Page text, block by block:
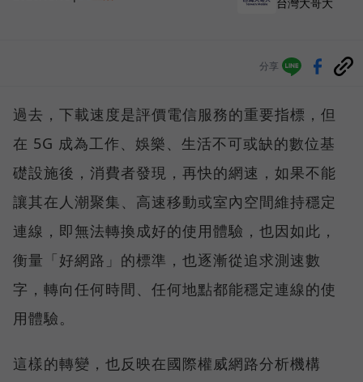
分享
過去，下載速度是評價電信服務的重要指標，但
在 5G 成為工作、娛樂、生活不可或缺的數位基
礎設施後，消費者發現，再快的網速，如果不能
讓其在人潮聚集、高速移動或室內空間維持穩定
連線，即無法轉換成好的使用體驗，也因如此，
衡量「好網路」的標準，也逐漸從追求測速數
字，轉向任何時間、任何地點都能穩定連線的使
用體驗。
這樣的轉變，也反映在國際權威網路分析機構